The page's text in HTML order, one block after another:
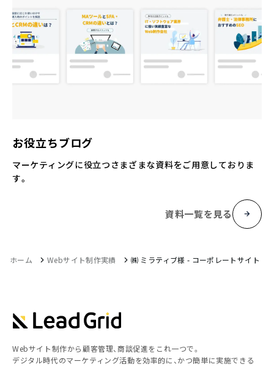
お役立ちブログ
マーケティングに役立つさまざまな資料をご用意しておりま
す。
資料一覧を見る
ホーム Webサイト制作実績 ㈱ ミラティブ様 - コーポレートサイト
Webサイト制作から顧客管理、商談促進をこれ一つで。
デジタル時代のマーケティング活動を効率的に、かつ簡単に実施できる